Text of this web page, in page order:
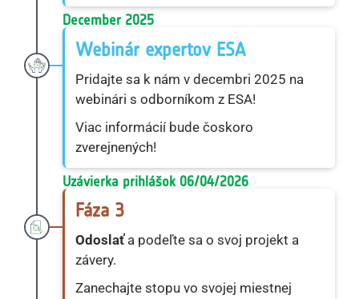
December 2025
Webinár expertov ESA
Pridajte sa k nám v decembri 2025 na
webinári s odborníkom z ESA!
Viac informácií bude čoskoro
zverejnených!
Uzávierka prihlášok 06/04/2026
Fáza 3
Odoslaťa podeľte sa o svoj projekt a
závery.
Zanechajte stopu vo svojej miestnej